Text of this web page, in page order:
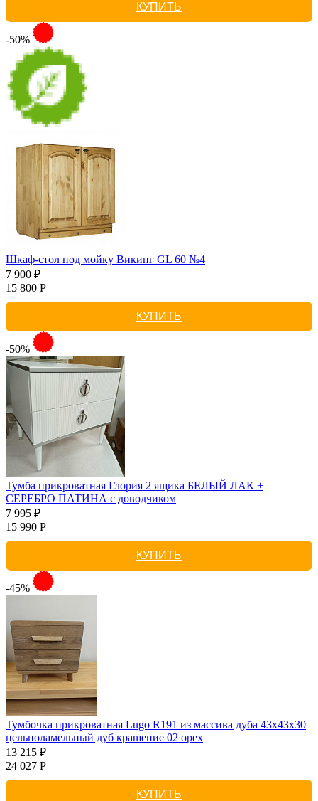
КУПИТЬ
-50%
Шкаф-стол под мойку Викинг GL 60 №4
7 900 ₽
15 800 Р
КУПИТЬ
-50%
Тумба прикроватная Глория 2 ящика БЕЛЫЙ ЛАК +
СЕРЕБРО ПАТИНА с доводчиком
7 995 ₽
15 990 Р
КУПИТЬ
-45%
Тумбочка прикроватная Lugo R191 из массива дуба 43х43х30
цельноламельный дуб крашение 02 орех
13 215 ₽
24 027 Р
КУПИТЬ